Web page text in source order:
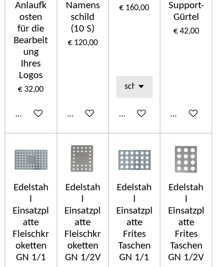
Anlaufk
osten
für die
Bearbeit
ung
Ihres
Logos
€ 32,00
In winkelwagen
Namens
schild
(10 S)
€ 120,00
In winkelwagen
€ 160,00
In winkelwagen
Support-
Gürtel
€ 42,00
In
Edelstah
l
Einsatzpl
atte
Fleischkr
oketten
GN 1/1
Edelstah
l
Einsatzpl
atte
Fleischkr
oketten
GN 1/2V
Edelstah
l
Einsatzpl
atte
Frites
Taschen
GN 1/1
Edelstah
l
Einsatzpl
atte
Frites
Taschen
GN 1/2V